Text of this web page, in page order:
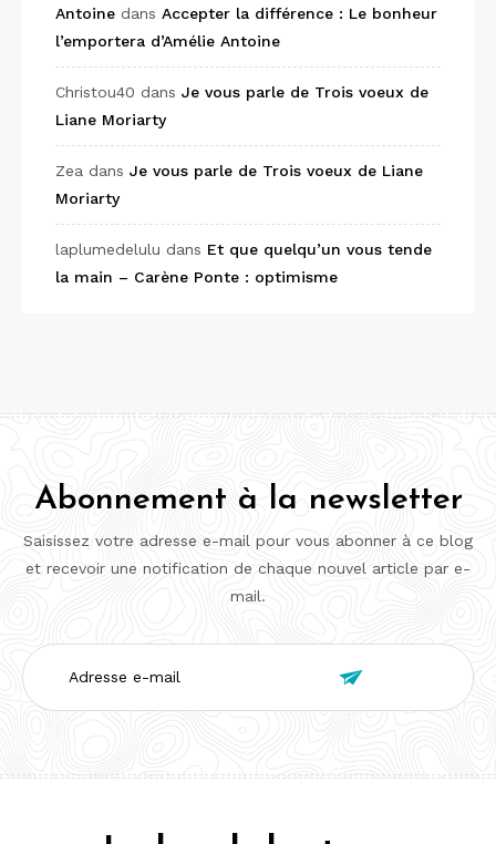
Antoine dans Accepter la différence : Le bonheur
l’emportera d’Amélie Antoine
Christou40 dans Je vous parle de Trois voeux de
Liane Moriarty
Zea dans Je vous parle de Trois voeux de Liane
Moriarty
laplumedelulu dans Et que quelqu’un vous tende
la main – Carène Ponte : optimisme
Abonnement à la newsletter
Saisissez votre adresse e-mail pour vous abonner à ce blog
et recevoir une notification de chaque nouvel article par e-
mail.
Adresse
e-
mail
